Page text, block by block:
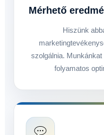
Mérhető
Hiszünk
szolgálnia.
folyamatos